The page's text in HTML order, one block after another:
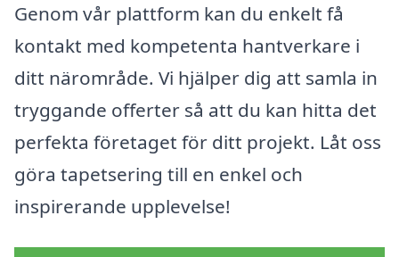
Genom vår plattform kan du enkelt få
kontakt med kompetenta hantverkare i
ditt närområde. Vi hjälper dig att samla in
tryggande offerter så att du kan hitta det
perfekta företaget för ditt projekt. Låt oss
göra tapetsering till en enkel och
inspirerande upplevelse!